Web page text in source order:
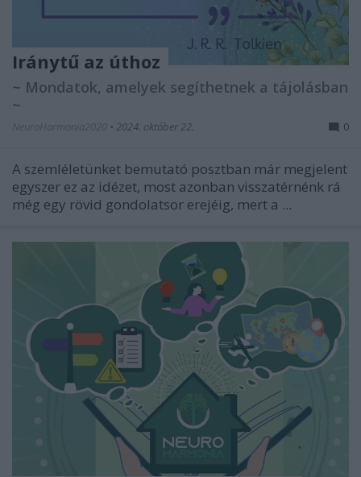
Iránytű az úthoz
~ Mondatok, amelyek segíthetnek a tájolásban
~
NeuroHarmonia2020 • 2024. október 22. 0
A szemléletünket bemutató posztban már megjelent
egyszer ez az idézet, most azonban visszatérnénk rá
még egy rövid gondolatsor erejéig, mert a ...